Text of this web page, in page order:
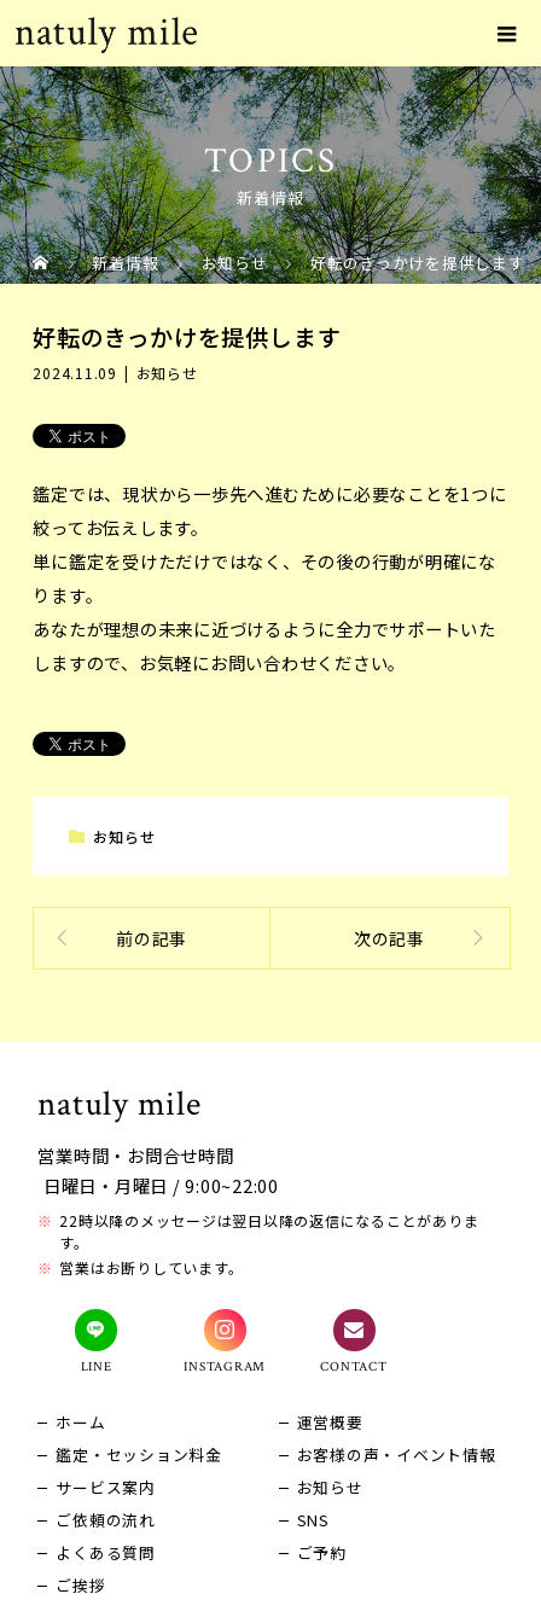
TOPICS
新着情報
新着情報 お知らせ 好転のきっかけを提供します
好転のきっかけを提供します
2024.11.09 お知らせ
鑑定では、現状から一歩先へ進むために必要なことを1つに
絞ってお伝えします。
単に鑑定を受けただけではなく、その後の行動が明確にな
ります。
あなたが理想の未来に近づけるように全力でサポートいた
しますので、お気軽にお問い合わせください。
お知らせ
前の記事 次の記事
natuly mile
営業時間・お問合せ時間
日曜日・月曜日 / 9:00~22:00
22時以降のメッセージは翌日以降の返信になることがありま
す。
営業はお断りしています。
LINE INSTAGRAM CONTACT
ホーム
鑑定・セッション料金
サービス案内
ご依頼の流れ
よくある質問
ご挨拶
運営概要
お客様の声・イベント情報
お知らせ
SNS
ご予約